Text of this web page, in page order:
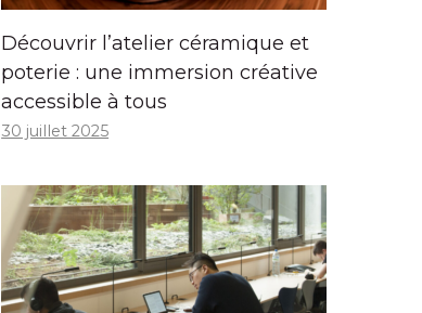
Découvrir l’atelier céramique et
poterie : une immersion créative
accessible à tous
30 juillet 2025